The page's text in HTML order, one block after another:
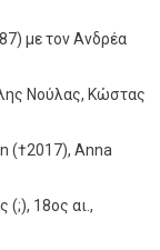
με τον Ανδρέα
Νούλας, Κώστας
(†2017), Anna
(;), 18ος αι.,